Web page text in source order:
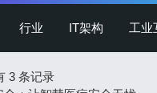
行业 IT架构 工业
3 条记录